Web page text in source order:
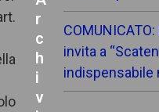
invita a
indispensabile
r
c
h
i
v